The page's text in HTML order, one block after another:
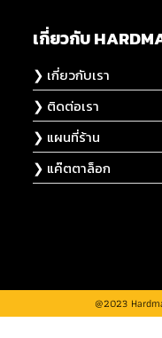
เกี่ยวกับ
❯ เกี่ยวกับเรา
❯ ติดต่อเรา
❯ แผนที่ร้าน
❯ แค๊ตตาล็อก
@2023